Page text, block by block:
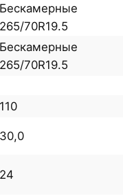
Бескамерные
265/70R19.5
Бескамерные
265/70R19.5
110
30,0
24